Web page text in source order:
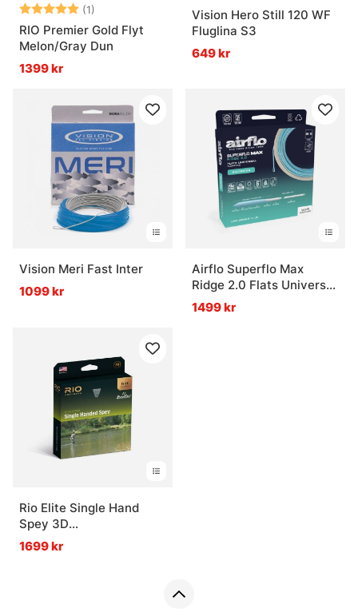
Betyg: (1)
5.0 utav 5 stjärnor
RIO Premier Gold Flyt
Melon/Gray Dun
1399 kr
Vision Hero Still 120 WF
Fluglina S3
649 kr
Vision Meri Fast Inter
1099 kr
Airflo Superflo Max
Ridge 2.0 Flats Universal
Intermediate Fly Line
1499 kr
Rio Elite Single Hand
Spey 3D
Flyt/Hover/Intermediate
1699 kr